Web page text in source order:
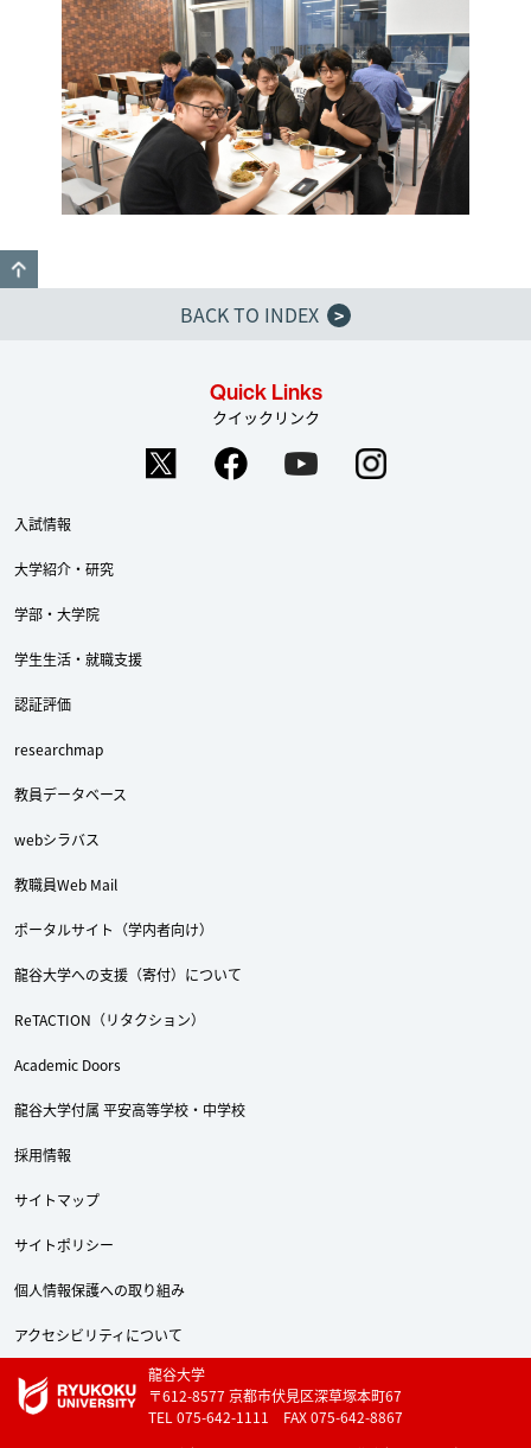
BACK TO INDEX
>
Quick Links
クイックリンク
入試情報
大学紹介・研究
学部・大学院
学生生活・就職支援
認証評価
researchmap
教員データベース
webシラバス
教職員Web Mail
ポータルサイト（学内者向け）
龍谷大学への支援（寄付）について
ReTACTION（リタクション）
Academic Doors
龍谷大学付属 平安高等学校・中学校
採用情報
サイトマップ
サイトポリシー
個人情報保護への取り組み
アクセシビリティについて
龍谷大学
〒612-8577 京都市伏見区深草塚本町67
TEL 075-642-1111 FAX 075-642-8867